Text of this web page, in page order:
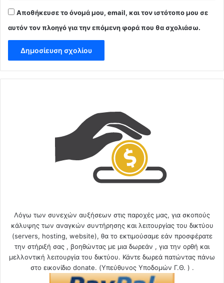
Αποθήκευσε το όνομά μου, email, και τον ιστότοπο μου σε
αυτόν τον πλοηγό για την επόμενη φορά που θα σχολιάσω.
Λόγω των συνεχών αυξήσεων στις παροχές μας, για σκοπούς
κάλυψης των αναγκών συντήρησης και λειτουργίας του δικτύου
(servers, hosting, website), θα το εκτιμούσαμε εάν προσφέρατε
την στήριξή σας , βοηθώντας με μια δωρεάν , για την ορθή και
μελλοντική λειτουργία του δικτύου. Κάντε δωρεά πατώντας πάνω
στο εικονίδιο donate. (Υπεύθυνος Υποδομών Γ.Θ. ) .